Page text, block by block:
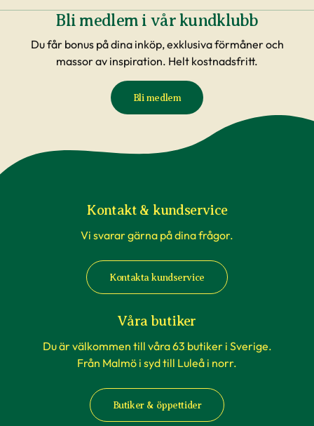
Bli medlem i vår kundklubb
Du får bonus på dina inköp, exklusiva förmåner och
massor av inspiration. Helt kostnadsfritt.
Bli medlem
Kontakt & kundservice
Vi svarar gärna på dina frågor.
Kontakta kundservice
Våra butiker
Du är välkommen till våra 63 butiker i Sverige.
Från Malmö i syd till Luleå i norr.
Butiker & öppettider